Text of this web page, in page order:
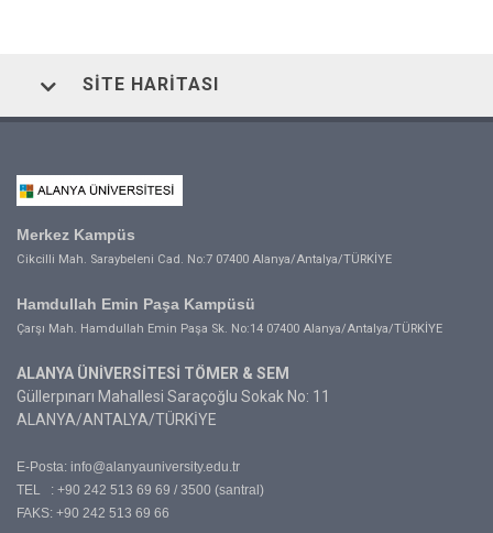
SITE HARITASI
Merkez Kampüs
Cikcilli Mah. Saraybeleni Cad. No:7 07400 Alanya/Antalya/TÜRKİYE
Hamdullah Emin Paşa Kampüsü
Çarşı Mah. Hamdullah Emin Paşa Sk. No:14 07400 Alanya/Antalya/TÜRKİYE
ALANYA ÜNİVERSİTESİ TÖMER & SEM
Güllerpınarı Mahallesi Saraçoğlu Sokak No: 11
ALANYA/ANTALYA/TÜRKİYE
E-Posta: info@alanyauniversity.edu.tr
TEL : +90 242 513 69 69 / 3500 (santral)
FAKS: +90 242 513 69 66